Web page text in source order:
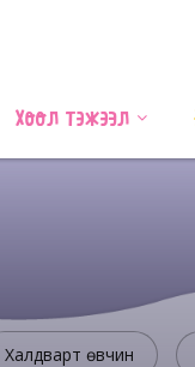
Хоол тэжээл
Халдварт өвчин